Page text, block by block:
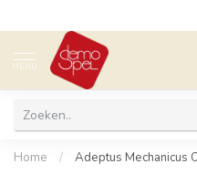
MENU
Home / Adeptus Mechanicus